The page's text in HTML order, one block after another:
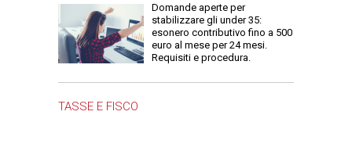
Domande aperte per
stabilizzare gli under 35:
esonero contributivo fino a 500
euro al mese per 24 mesi.
Requisiti e procedura.
TASSE E FISCO